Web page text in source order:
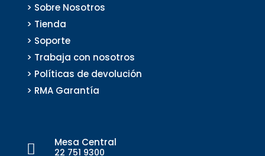
> Sobre Nosotros
> Tienda
> Soporte
> Trabaja con nosotros
> Políticas de devolución
> RMA Garantía
 Mesa Central
22 751 9300